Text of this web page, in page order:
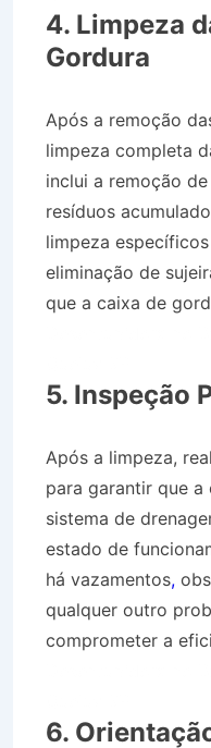
4. Limpeza
Gordura
Após a remoção
limpeza completa
inclui a remoção
resíduos
limpeza
eliminação de
que a caixa de
5. Inspeção
Após a limpeza,
para garantir que
sistema de
estado de
há vazamentos,
qualquer outro
comprometer a
6.